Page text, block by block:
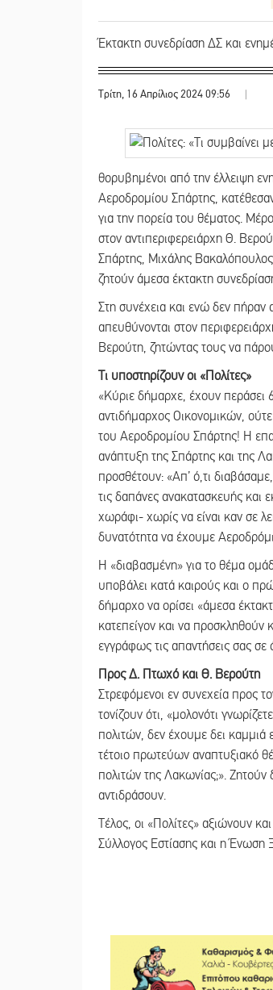
Έκτακτη συνεδρίαση ΔΣ και
Τρίτη, 16 Απρίλιος 2024 09:56 |
θορυβημένοι από την έλλειψη
Αεροδρομίου Σπάρτης,
για την πορεία του θέματος.
στον αντιπεριφερειάρχη Θ.
Σπάρτης, Μιχάλης
ζητούν άμεσα έκτακτη
Στη συνέχεια και ενώ δεν
απευθύνονται στον
Βερούτη, ζητώντας τους να
Τι υποστηρίζουν οι «Πολίτες»
«Κύριε δήμαρχε, έχουν περάσει
αντιδήμαρχος Οικονομικών, ούτε
του Αεροδρομίου Σπάρτης! Η
ανάπτυξη της Σπάρτης και της
προσθέτουν: «Απ’ ό,τι
τις δαπάνες ανακατασκευής και
χωράφι- χωρίς να είναι καν σε
δυνατότητα να έχουμε
Η «διαβασμένη» για το θέμα
υποβάλει κατά καιρούς και ο
δήμαρχο να ορίσει «άμεσα
κατεπείγον και να
εγγράφως τις απαντήσεις σας
Προς Δ. Πτωχό και Θ. Βερούτη
Στρεφόμενοι εν συνεχεία προς
τονίζουν ότι, «μολονότι
πολιτών, δεν έχουμε δει
τέτοιο πρωτεύων αναπτυξιακό
πολιτών της Λακωνίας;».
αντιδράσουν.
Τέλος, οι «Πολίτες» αξιώνουν
Σύλλογος Εστίασης και η